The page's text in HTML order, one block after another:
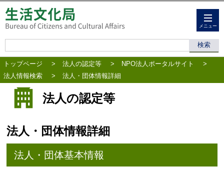
メニュー
トップページ > 法人の認定等 > NPO法人ポータルサイト
>
法人情報検索
> 法人・団体情報詳細
法人の認定等
法人・団体情報詳細
法人・団体基本情報